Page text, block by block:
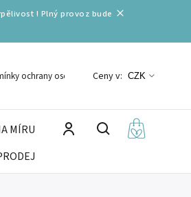
! Plný provoz bude
ochrany osobních údajů
Ceny v: CZK
MÍRU